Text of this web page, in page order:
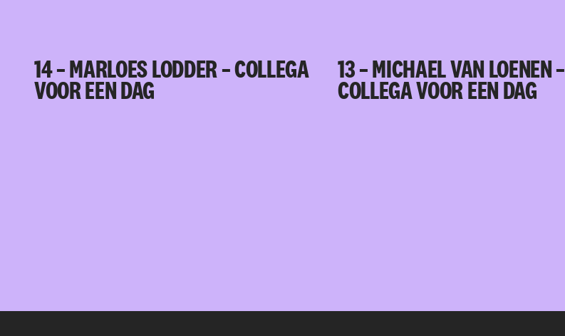
14 – MARLOES LODDER – COLLEGA
VOOR EEN DAG
13 – MICHAEL VAN LOENEN –
COLLEGA VOOR EEN DAG